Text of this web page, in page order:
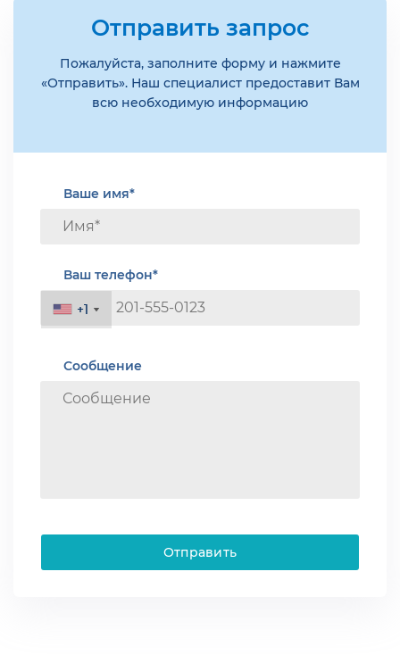
Отправить запрос
Пожалуйста, заполните форму и нажмите
«Отправить». Наш специалист предоставит Вам
всю необходимую информацию
Ваше имя*
Ваш телефон*
+1
+1
Сообщение
Отправить